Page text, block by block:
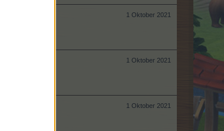
1 Oktober 2021
1 Oktober 2021
1 Oktober 2021